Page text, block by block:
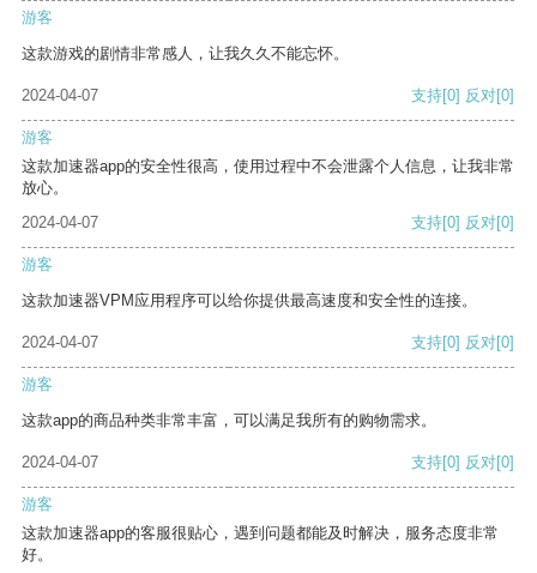
游客
这款游戏的剧情非常感人，让我久久不能忘怀。
2024-04-07 支持[0] 反对[0]
游客
这款加速器app的安全性很高，使用过程中不会泄露个人信息，让我非常
放心。
2024-04-07
支持[0] 反对[0]
游客
这款加速器VPM应用程序可以给你提供最高速度和安全性的连接。
2024-04-07 支持[0] 反对[0]
游客
这款app的商品种类非常丰富，可以满足我所有的购物需求。
2024-04-07 支持[0] 反对[0]
游客
这款加速器app的客服很贴心，遇到问题都能及时解决，服务态度非常
好。